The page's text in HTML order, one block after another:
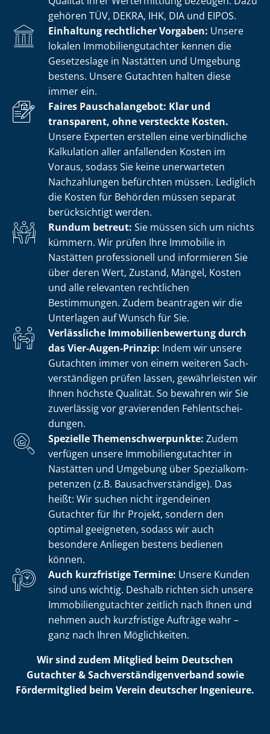
gehören TÜV, DEKRA, IHK, DIA und EIPOS.
Einhaltung rechtlicher Vorgaben: Unsere
lokalen Im­mo­bi­li­en­gut­ach­ter kennen die
Gesetzeslage in Nastätten und Umgebung
bestens. Unsere Gutachten halten diese
immer ein.
Faires Pauschalangebot: Klar und
transparent, ohne versteckte Kosten.
Unsere Experten erstellen eine verbindliche
Kalkulation aller anfallenden Kosten im
Voraus, sodass Sie keine unerwarteten
Nachzahlungen befürchten müssen. Lediglich
die Kosten für Behörden müssen separat
berücksichtigt werden.
Rundum betreut: Sie müssen sich um nichts
kümmern. Wir prüfen Ihre Immobilie in
Nastätten professionell und informieren Sie
über deren Wert, Zustand, Mängel, Kosten
und alle relevanten rechtlichen
Bestimmungen. Zudem beantragen wir die
Unterlagen auf Wunsch für Sie.
Verlässliche Im­mo­bi­li­en­be­wer­tung durch
das Vier-Augen-Prinzip: Indem wir unsere
Gutachten immer von einem weiteren Sach­
ver­stän­di­gen prüfen lassen, gewährleisten wir
Ihnen höchste Qualität. So bewahren wir Sie
zuverlässig vor gravierenden Fehl­ent­schei­
dun­gen.
Spezielle The­men­schwer­punk­te: Zudem
verfügen unsere Im­mo­bi­li­en­gut­ach­ter in
Nastätten und Umgebung über Spe­zi­al­kom­
pe­ten­zen (z.B. Bau­sach­ver­stän­di­ge). Das
heißt: Wir suchen nicht irgendeinen
Gutachter für Ihr Projekt, sondern den
optimal geeigneten, sodass wir auch
besondere Anliegen bestens bedienen
können.
Auch kurzfristige Termine: Unsere Kunden
sind uns wichtig. Deshalb richten sich unsere
Im­mo­bi­li­en­gut­ach­ter zeitlich nach Ihnen und
nehmen auch kurzfristige Aufträge wahr –
ganz nach Ihren Möglichkeiten.
Wir sind zudem Mitglied beim Deutschen
Gutachter & Sach­ver­stän­di­gen­ver­band sowie
Fördermitglied beim Verein deutscher Ingenieure.